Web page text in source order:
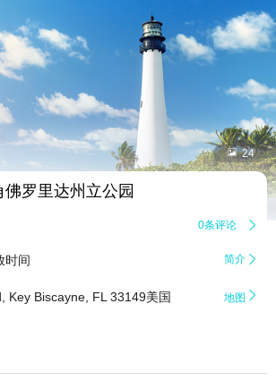
 24
罗里达州立公园
0条评论 
时间 简介 
Key Biscayne, FL 33149美国 地图 